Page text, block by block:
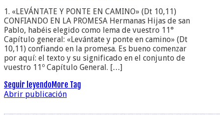
1. «LEVÁNTATE Y PONTE EN CAMINO» (Dt 10,11)
CONFIANDO EN LA PROMESA Hermanas Hijas de san
Pablo, habéis elegido como lema de vuestro 11°
Capítulo general: «Levántate y ponte en camino» (Dt
10,11) confiando en la promesa. Es bueno comenzar
por aquí: el texto y su significado en el conjunto de
vuestro 11º Capítulo General. […]
Seguir leyendo More Tag
Abrir publicación